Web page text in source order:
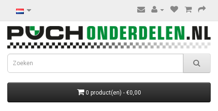
0 product(en) - €0,00